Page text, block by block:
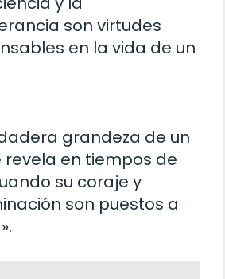
son virtudes
en la vida de un
grandeza de un
revela en tiempos de
su coraje y
son puestos a